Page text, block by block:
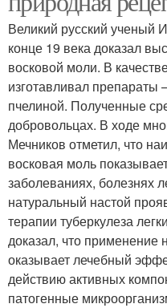
Великий русский ученый
конце 19 века доказал
восковой моли. В
изготавливал препараты
пчелиной. Полученные
добровольцах. В ходе
Мечников отметил, что
восковая моль
заболеваниях, болезнях
натуральный настой
терапии туберкулеза
доказал, что применение
оказывает лечебный
действию активных
патогенные